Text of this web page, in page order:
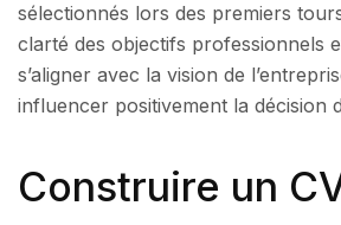
sélectionnés lors des premiers
clarté des objectifs professionnels
s’aligner avec la vision de
influencer positivement la décision
Construire un